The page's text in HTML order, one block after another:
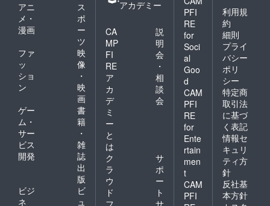
アニ
メ・
漫画
ス
ポ
ー
ツ
ファ
ッ
ショ
ン
映
像
・
映
画
ゲー
ム・
サー
ビス
開発
書
籍
・
雑
誌
出
版
ビジ
ネ
ビ
ュ
アカデミー
CA
MP
FI
RE
ア
カ
デ
ミ
ー
と
は
説
明
会
・
相
談
会
ク
ラ
ウ
ド
フ
サ
ポ
ー
ト
サ
PFI
RE
for
Soci
al
Goo
d
CAM
PFI
RE
for
Ente
rtain
men
t
CAM
PFI
利用規
約
細則
プライ
バシー
ポリ
シー
特定商
取引法
に基づ
く表記
情報セ
キュリ
ティ方
針
反社基
本方針